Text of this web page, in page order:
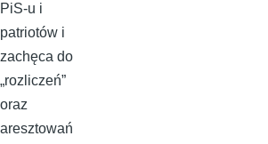
PiS-u i
patriotów i
zachęca do
„rozliczeń”
oraz
aresztowań